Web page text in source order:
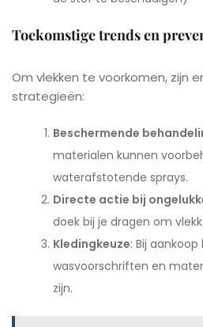
Toekomstige trends en
Om vlekken te voorkomen, zijn
strategieën:
Beschermende
materialen kunnen
waterafstotende sprays.
Directe actie bij
doek bij je dragen om
Kledingkeuze: Bij
wasvoorschriften en
zijn.